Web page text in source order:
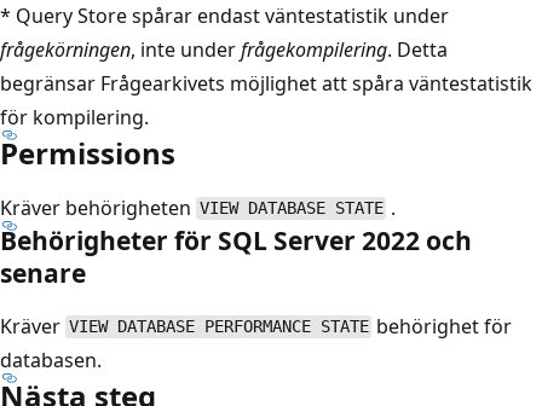
* Query Store spårar endast väntestatistik under
frågekörningen, inte underfrågekompilering. Detta
begränsar Frågearkivets möjlighet att spåra väntestatistik
för kompilering.
Permissions
Kräver behörigheten VIEW DATABASE STATE .
Behörigheter för SQL Server 2022 och
senare
Kräver VIEW DATABASE PERFORMANCE STATE behörighet för
databasen.
Nästa steg